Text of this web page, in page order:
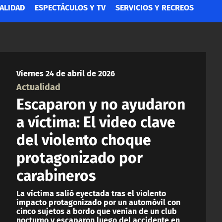
ESPECTÁCULOS Y TV SERVICIOS Y RECREOS
Viernes 24 de abril de 2026
Actualidad
Escaparon y no ayudaron
a víctima: El video clave
del violento choque
protagonizado por
carabineros
La víctima salió eyectada tras el violento
impacto protagonizado por un automóvil con
cinco sujetos a bordo que venían de un club